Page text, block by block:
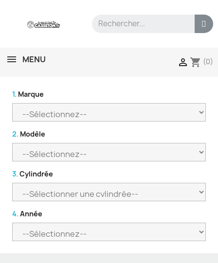
MENU  shopping_cart (0)
1. Marque
2. Modèle
3. Cylindrée
4. Année